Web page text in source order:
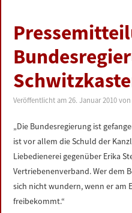
BUNDESTAG
PRESSE
ZUR PERSON
LINKS
DATENSCHUTZERKLÄRUNG
IMPRESSUM
Veröffentlicht am26. Januar 2010
„Die Bundesregierung ist
ist vor allem die Schuld der
Liebedienerei gegenüber Erika
Vertriebenenverband. Wer dem
sich nicht wundern, wenn er am
freibekommt.“